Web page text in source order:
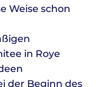
Weise schon
in Roye
der Beginn des